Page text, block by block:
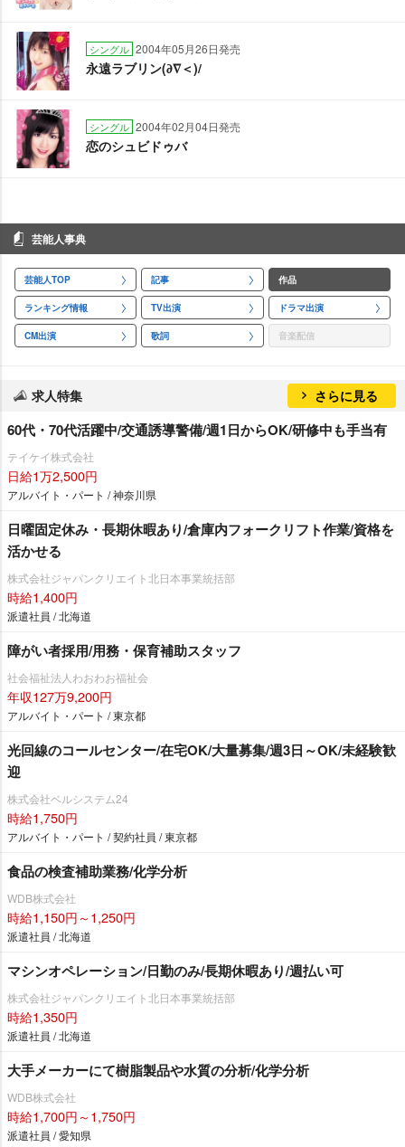
シングル 2004年05月26日発売
永遠ラブリン(∂∇＜)/
シングル 2004年02月04日発売
恋のシュビドゥバ
芸能人事典
芸能人TOP 記事 作品
ランキング情報 TV出演 ドラマ出演
CM出演 歌詞 音楽配信
求人特集 さらに見る
60代・70代活躍中/交通誘導警備/週1日からOK/研修中も手当有
テイケイ株式会社
日給1万2,500円
アルバイト・パート / 神奈川県
日曜固定休み・長期休暇あり/倉庫内フォークリフト作業/資格を
活かせる
株式会社ジャパンクリエイト北日本事業統括部
時給1,400円
派遣社員 / 北海道
障がい者採用/用務・保育補助スタッフ
社会福祉法人わおわお福祉会
年収127万9,200円
アルバイト・パート / 東京都
光回線のコールセンター/在宅OK/大量募集/週3日～OK/未経験歓
迎
株式会社ベルシステム24
時給1,750円
アルバイト・パート / 契約社員 / 東京都
食品の検査補助業務/化学分析
WDB株式会社
時給1,150円～1,250円
派遣社員 / 北海道
マシンオペレーション/日勤のみ/長期休暇あり/週払い可
株式会社ジャパンクリエイト北日本事業統括部
時給1,350円
派遣社員 / 北海道
大手メーカーにて樹脂製品や水質の分析/化学分析
WDB株式会社
時給1,700円～1,750円
派遣社員 / 愛知県